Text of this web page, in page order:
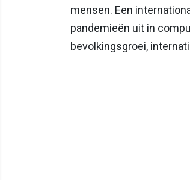
mensen. Een
pandemieën uit in
bevolkingsgroei,